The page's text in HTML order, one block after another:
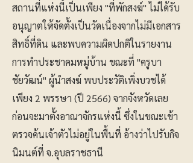
สถานที่แห่งนี้เป็นเพียง "ที่พักสงฆ์" ไม่ได้รับ
อนุญาตให้จัดตั้งเป็นวัดเนื่องจากไม่มีเอกสาร
สิทธิ์ที่ดิน และพบความผิดปกติในรายงาน
การทำประชาคมหมู่บ้าน ขณะที่ "ครูบา
ชัยวัฒน์" ผู้นำสงฆ์ พบประวัติเพิ่งบวชได้
เพียง 2 พรรษา (ปี 2566) จากจังหวัดเลย
ก่อนจะมาตั้งอาณาจักรแห่งนี้ ซึ่งในขณะเข้า
ตรวจค้นเจ้าตัวไม่อยู่ในพื้นที่ อ้างว่าไปรับกิจ
นิมนต์ที่ จ.อุบลราชธานี